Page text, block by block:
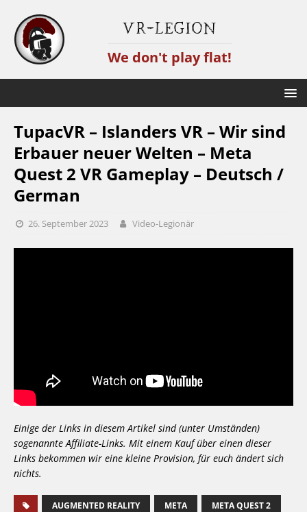
VR-Legion
We don't play flat!
TupacVR – Islanders VR – Wir sind
Erbauer neuer Welten – Meta
Quest 2 VR Gameplay – Deutsch /
German
26. September 2023 Video-Legionär
Einige der Links in diesem Artikel sind (unter Umständen)
sogenannte Affiliate-Links. Mit einem Kauf über einen dieser
Links bekommen wir eine kleine Provision, für euch ändert sich
nichts.
AUGMENTED REALITY META META QUEST 2